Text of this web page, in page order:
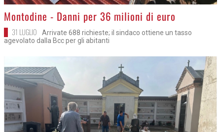
>Montodine - Danni per 36 milioni di euro
31 LUGLIO
Arrivate 688 richieste; il sindaco ottiene un tasso
agevolato dalla Bcc per gli abitanti